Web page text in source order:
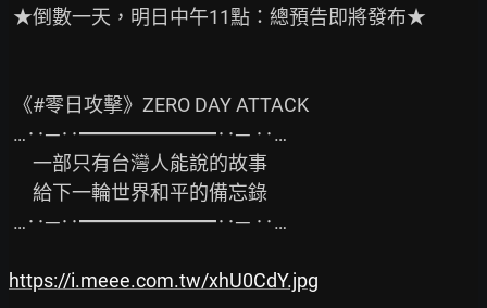
https://i.meee.com.tw/xhU0CdY.jpg